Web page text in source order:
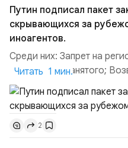
Путин подписал пакет
скрывающихся за
иноагентов.
Среди них: Запрет на
ИП или самозанятого;
недвижимости на
водительских прав;
средств и на заключение
Отказ в заключении
предоставлении
Читать 1 мин.
2